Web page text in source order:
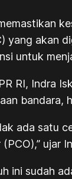
yang akan
untuk
RI, Indra
bandara,
ada satu
ujar
ini sudah